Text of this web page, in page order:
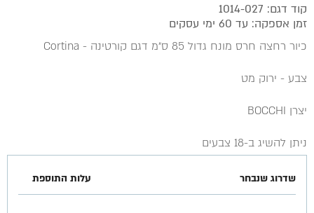
קוד דגם: 1014-027
זמן אספקה: עד 60 ימי עסקים
כיור רחצה חרס מונח גדול 85 ס״מ דגם קורטינה - Cortina
צבע - ירוק מט
יצרן BOCCHI
ניתן להשיג ב-18 צבעים
שדרוג שנבחר עלות התוספת